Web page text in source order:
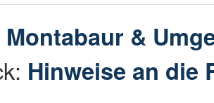
Montabaur &
Hinweise an die